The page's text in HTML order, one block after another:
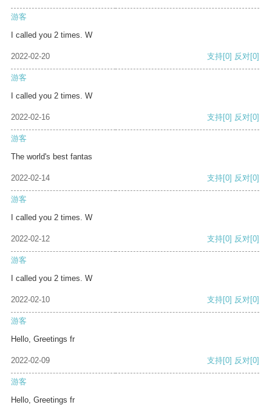
游客
I called you 2 times. W
2022-02-20 支持[0] 反对[0]
游客
I called you 2 times. W
2022-02-16 支持[0] 反对[0]
游客
The world's best fantas
2022-02-14 支持[0] 反对[0]
游客
I called you 2 times. W
2022-02-12 支持[0] 反对[0]
游客
I called you 2 times. W
2022-02-10 支持[0] 反对[0]
游客
Hello, Greetings fr
2022-02-09 支持[0] 反对[0]
游客
Hello, Greetings fr